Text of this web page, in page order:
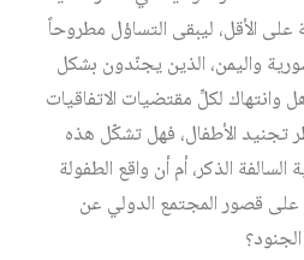
على الأقل، ليبقى التساؤل مطروحاً
واليمن، الذين يجنّدون بشكل
لكلِّ مقتضيات الاتفاقيات
تجنيد الأطفال، فهل تشكّل هذه
السالفة الذكر، أم أن واقع الطفولة
قصور المجتمع الدولي عن